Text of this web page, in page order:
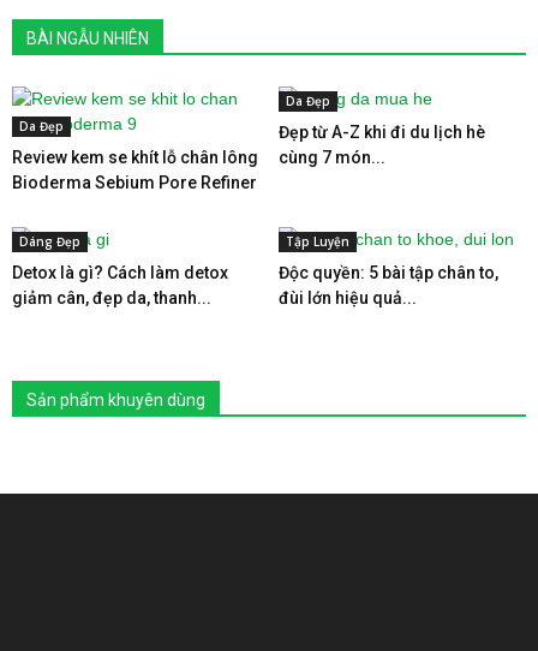
BÀI NGẪU NHIÊN
Da Đẹp
Review kem se khít lỗ chân lông
Bioderma Sebium Pore Refiner
Da Đẹp
Đẹp từ A-Z khi đi du lịch hè
cùng 7 món...
Dáng Đẹp
Detox là gì? Cách làm detox
giảm cân, đẹp da, thanh...
Tập Luyện
Độc quyền: 5 bài tập chân to,
đùi lớn hiệu quả...
Sản phẩm khuyên dùng